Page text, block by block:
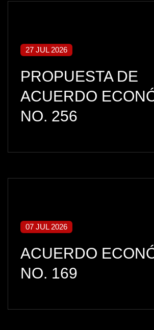
27 JUL 2026
PROPUESTA DE
ACUERDO
NO. 256
07 JUL 2026
ACUERDO
NO. 169